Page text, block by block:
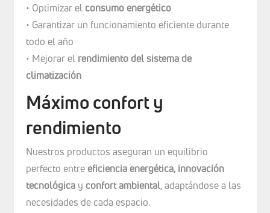
• Optimizar el consumo energético
• Garantizar un funcionamiento eficiente durante
todo el año
• Mejorar el rendimiento del sistema de
climatización
Máximo confort y
rendimiento
Nuestros productos aseguran un equilibrio
perfecto entre eficiencia energética, innovación
tecnológicay confort ambiental, adaptándose a las
necesidades de cada espacio.